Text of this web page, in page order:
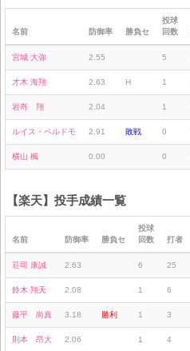
名前 防御率 勝負セ
投球
回数
宮城 大弥 2.55 5
才木 海翔 2.63 H 1
岩嵜 翔 2.04 1
ルイス・ペルドモ 2.91 敗戦 0
横山 楓 0.00 0
【楽天】投手成績一覧
名前 防御率 勝負セ
投球
回数
打者
荘司 康誠 2.63 6 25
鈴木 翔天 2.08 1 6
藤平 尚真 3.18 勝利 1 3
則本 昂大 2.06 1 4